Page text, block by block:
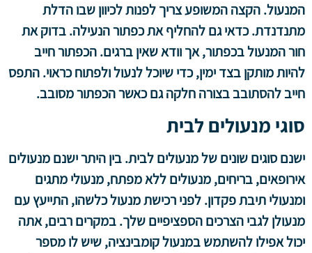
המנעול. הקצה המשופע צריך לפנות לכיוון שבו הדלת
מתנדנדת. כדאי גם להחליף את כפתור הנעילה. בדוק את
חור המנעול בכפתור, אך וודא שאין ברגים. הכפתור חייב
להיות מותקן בצד ימין, כדי שיוכל לנעול ולפתוח כראוי. התפס
חייב להסתובב בצורה חלקה גם כאשר הכפתור מסובב.
סוגי מנעולים לבית
ישנם סוגים שונים של מנעולים לבית. בין היתר ישנם מנעולים
אירופאים, בריחים, מנעולים ללא מפתח, מנעולי מתגים
ומנעולי תיבת פקדון. לפני רכישת מנעול כלשהו, ​​התייעץ עם
מנעולן לגבי הצרכים הספציפיים שלך. במקרים רבים, אתה
יכול אפילו להשתמש במנעול קומבינציה, שיש לו מספר